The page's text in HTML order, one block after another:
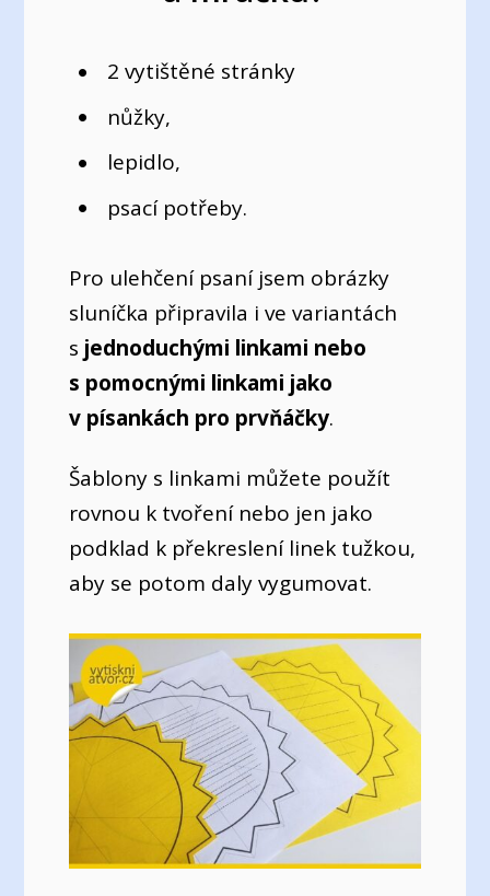
2 vytištěné stránky
nůžky,
lepidlo,
psací potřeby.
Pro ulehčení psaní jsem obrázky
sluníčka připravila i ve variantách
s jednoduchými linkami nebo
s pomocnými linkami jako
v písankách pro prvňáčky.
Šablony s linkami můžete použít
rovnou k tvoření nebo jen jako
podklad k překreslení linek tužkou,
aby se potom daly vygumovat.